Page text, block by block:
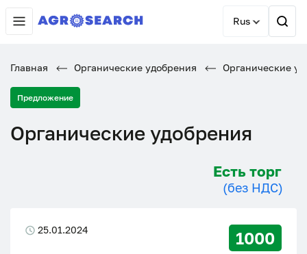
Rus
Главная Органические удобрения Органические
Предложение
Органические удобрения
Есть торг
(без НДС)
25.01.2024 1000